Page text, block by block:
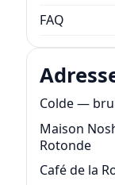
FAQ
Colde —
Maison
Rotonde
Café de la